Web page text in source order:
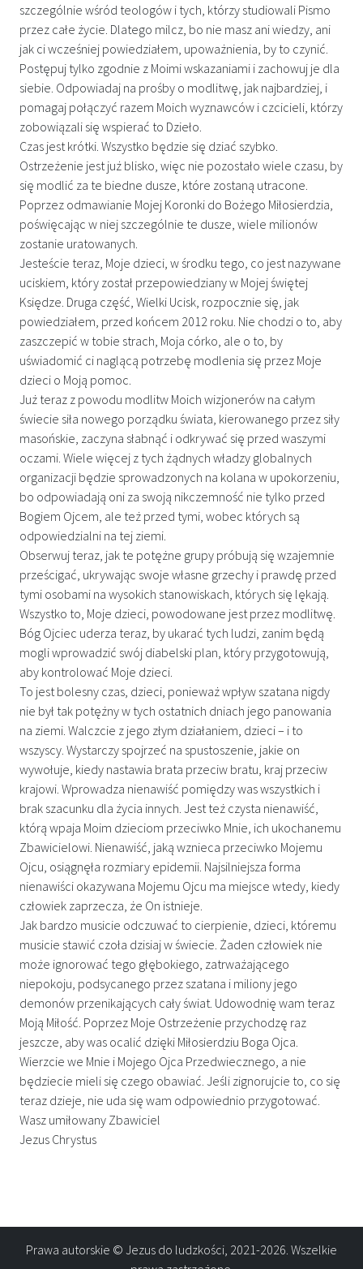
szczególnie wśród teologów i tych, którzy studiowali Pismo
przez całe życie. Dlatego milcz, bo nie masz ani wiedzy, ani
jak ci wcześniej powiedziałem, upoważnienia, by to czynić.
Postępuj tylko zgodnie z Moimi wskazaniami i zachowuj je dla
siebie. Odpowiadaj na prośby o modlitwę, jak najbardziej, i
pomagaj połączyć razem Moich wyznawców i czcicieli, którzy
zobowiązali się wspierać to Dzieło.
Czas jest krótki. Wszystko będzie się dziać szybko.
Ostrzeżenie jest już blisko, więc nie pozostało wiele czasu, by
się modlić za te biedne dusze, które zostaną utracone.
Poprzez odmawianie Mojej Koronki do Bożego Miłosierdzia,
poświęcając w niej szczególnie te dusze, wiele milionów
zostanie uratowanych.
Jesteście teraz, Moje dzieci, w środku tego, co jest nazywane
uciskiem, który został przepowiedziany w Mojej świętej
Księdze. Druga część, Wielki Ucisk, rozpocznie się, jak
powiedziałem, przed końcem 2012 roku. Nie chodzi o to, aby
zaszczepić w tobie strach, Moja córko, ale o to, by
uświadomić ci naglącą potrzebę modlenia się przez Moje
dzieci o Moją pomoc.
Już teraz z powodu modlitw Moich wizjonerów na całym
świecie siła nowego porządku świata, kierowanego przez siły
masońskie, zaczyna słabnąć i odkrywać się przed waszymi
oczami. Wiele więcej z tych żądnych władzy globalnych
organizacji będzie sprowadzonych na kolana w upokorzeniu,
bo odpowiadają oni za swoją nikczemność nie tylko przed
Bogiem Ojcem, ale też przed tymi, wobec których są
odpowiedzialni na tej ziemi.
Obserwuj teraz, jak te potężne grupy próbują się wzajemnie
prześcigać, ukrywając swoje własne grzechy i prawdę przed
tymi osobami na wysokich stanowiskach, których się lękają.
Wszystko to, Moje dzieci, powodowane jest przez modlitwę.
Bóg Ojciec uderza teraz, by ukarać tych ludzi, zanim będą
mogli wprowadzić swój diabelski plan, który przygotowują,
aby kontrolować Moje dzieci.
To jest bolesny czas, dzieci, ponieważ wpływ szatana nigdy
nie był tak potężny w tych ostatnich dniach jego panowania
na ziemi. Walczcie z jego złym działaniem, dzieci – i to
wszyscy. Wystarczy spojrzeć na spustoszenie, jakie on
wywołuje, kiedy nastawia brata przeciw bratu, kraj przeciw
krajowi. Wprowadza nienawiść pomiędzy was wszystkich i
brak szacunku dla życia innych. Jest też czysta nienawiść,
którą wpaja Moim dzieciom przeciwko Mnie, ich ukochanemu
Zbawicielowi. Nienawiść, jaką wznieca przeciwko Mojemu
Ojcu, osiągnęła rozmiary epidemii. Najsilniejsza forma
nienawiści okazywana Mojemu Ojcu ma miejsce wtedy, kiedy
człowiek zaprzecza, że On istnieje.
Jak bardzo musicie odczuwać to cierpienie, dzieci, któremu
musicie stawić czoła dzisiaj w świecie. Żaden człowiek nie
może ignorować tego głębokiego, zatrważającego
niepokoju, podsycanego przez szatana i miliony jego
demonów przenikających cały świat. Udowodnię wam teraz
Moją Miłość. Poprzez Moje Ostrzeżenie przychodzę raz
jeszcze, aby was ocalić dzięki Miłosierdziu Boga Ojca.
Wierzcie we Mnie i Mojego Ojca Przedwiecznego, a nie
będziecie mieli się czego obawiać. Jeśli zignorujcie to, co się
teraz dzieje, nie uda się wam odpowiednio przygotować.
Wasz umiłowany Zbawiciel
Jezus Chrystus
Prawa autorskie © Jezus do ludzkości, 2021-2026. Wszelkie